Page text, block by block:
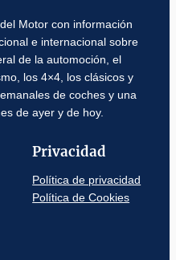
Motor con información
e internacional sobre
de la automoción, el
los 4×4, los clásicos y
de coches y una
de ayer y de hoy.
Privacidad
Política de privacidad
Política de Cookies